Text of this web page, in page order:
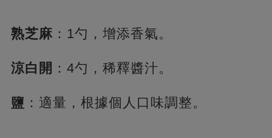
熟芝麻：1勺，增添香氣。
涼白開 ：4勺，稀釋醬汁。
鹽 ：適量，根據個人口味調整。